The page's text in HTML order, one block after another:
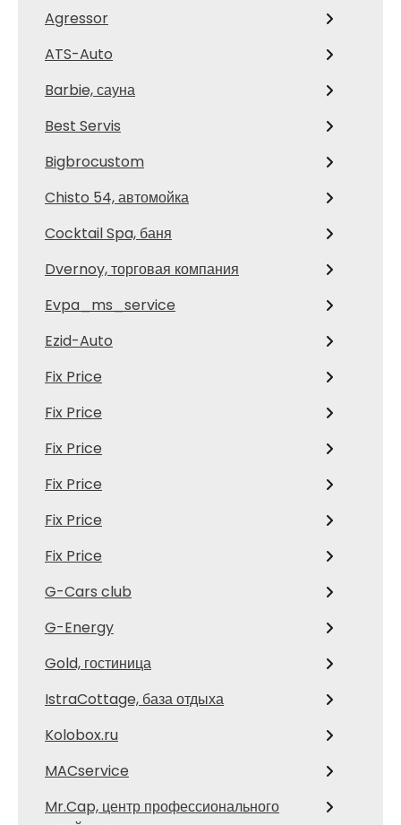
Agressor
ATS-Auto
Barbie, сауна
Best Servis
Bigbrocustom
Chisto 54, автомойка
Cocktail Spa, баня
Dvernoy, торговая компания
Evpa_ms_service
Ezid-Auto
Fix Price
Fix Price
Fix Price
Fix Price
Fix Price
Fix Price
G-Cars club
G-Energy
Gold, гостиница
IstraCottage, база отдыха
Kolobox.ru
MACservice
Mr.Cap, центр профессионального